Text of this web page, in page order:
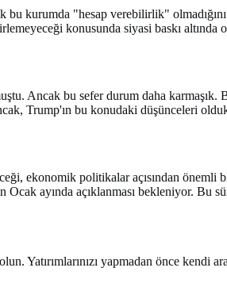
bu kurumda "hesap verebilirlik"
konusunda siyasi baskı altında
Ancak bu sefer durum daha
Trump'ın bu konudaki düşünceleri
ekonomik politikalar açısından önemli
ayında açıklanması bekleniyor. Bu
Yatırımlarınızı yapmadan önce kendi